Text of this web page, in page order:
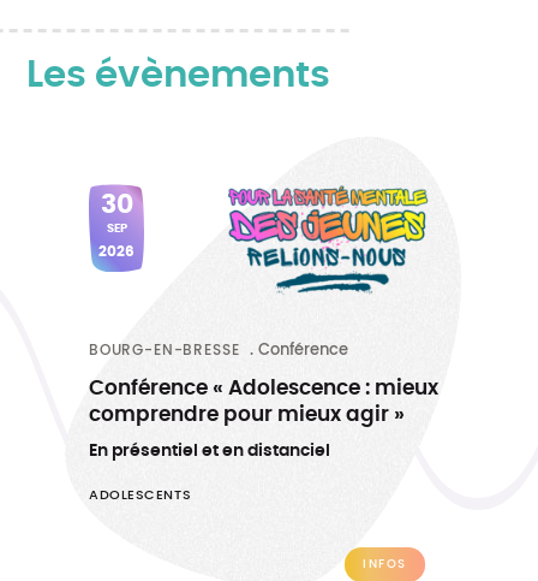
Les évènements
30
SEP
2026
BOURG-EN-BRESSE Conférence
Conférence « Adolescence : mieux
comprendre pour mieux agir »
En présentiel et en distanciel
ADOLESCENTS
INFOS